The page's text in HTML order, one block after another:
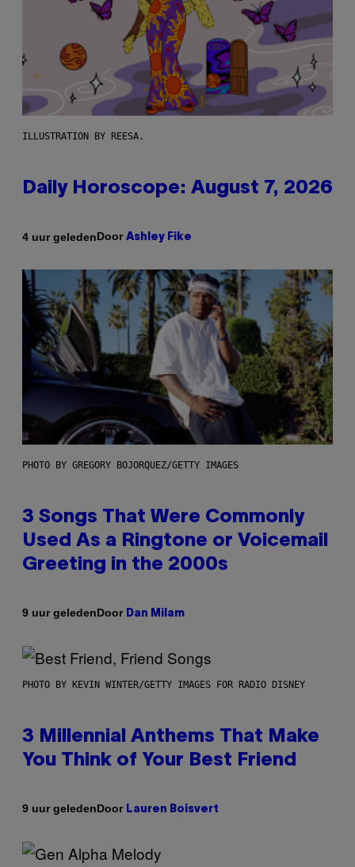
ILLUSTRATION BY REESA.
Daily Horoscope: August 7, 2026
4 uur geledenDoor Ashley Fike
PHOTO BY GREGORY BOJORQUEZ/GETTY IMAGES
3 Songs That Were Commonly
Used As a Ringtone or Voicemail
Greeting in the 2000s
9 uur geledenDoor Dan Milam
PHOTO BY KEVIN WINTER/GETTY IMAGES FOR RADIO DISNEY
3 Millennial Anthems That Make
You Think of Your Best Friend
9 uur geledenDoor Lauren Boisvert